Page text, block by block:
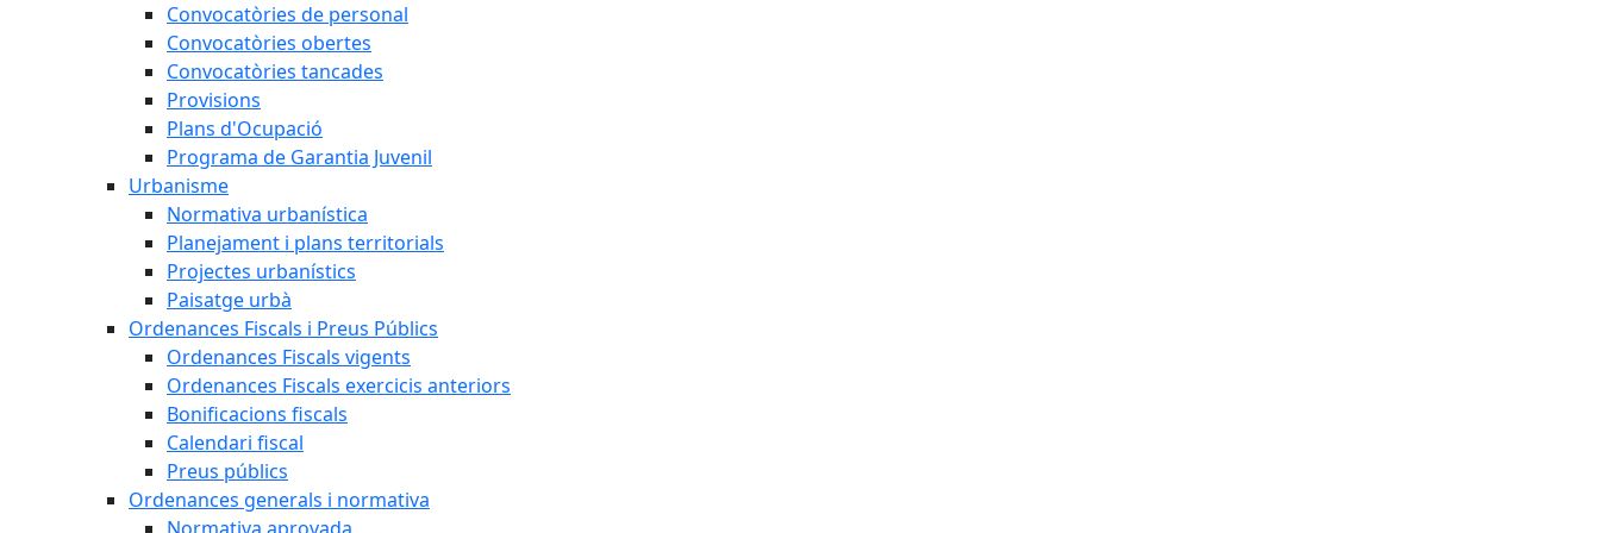
Convocatòries de personal
Convocatòries obertes
Convocatòries tancades
Provisions
Plans d'Ocupació
Programa de Garantia Juvenil
Urbanisme
Normativa urbanística
Planejament i plans territorials
Projectes urbanístics
Paisatge urbà
Ordenances Fiscals i Preus Públics
Ordenances Fiscals vigents
Ordenances Fiscals exercicis anteriors
Bonificacions fiscals
Calendari fiscal
Preus públics
Ordenances generals i normativa